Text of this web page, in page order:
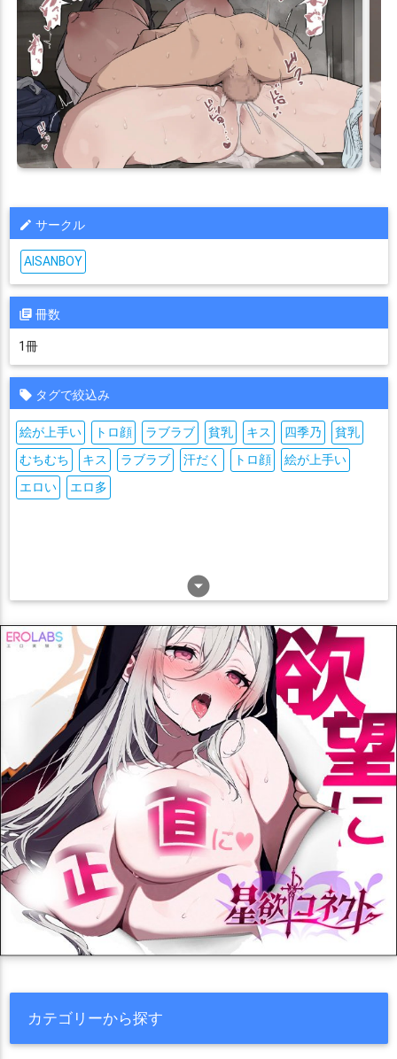
サークル
AISANBOY
冊数
1冊
タグで絞込み
arrow_drop_down_circle
絵が上手い トロ顔 ラブラブ 貧乳 キス 四季乃
貧乳
むちむち
キス ラブラブ 汗だく トロ顔
絵が上手い
エロい
エロ多
カテゴリーから探す